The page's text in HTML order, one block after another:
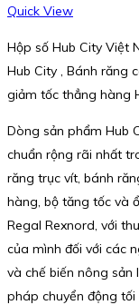
Quick View
Hộp số Hub City Việt
Hub City , Bánh răng
giảm tốc thẳng hàng
Dòng sản phẩm Hub
chuẩn rộng rãi nhất
răng trục vít, bánh
hàng, bộ tăng tốc và
Regal Rexnord, với
của mình đối với các
và chế biến nông
pháp chuyển động